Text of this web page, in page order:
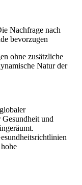
Nachfrage nach
bevorzugen
ohne zusätzliche
Natur der
und